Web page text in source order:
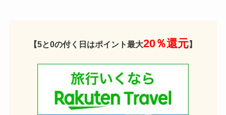
【5と0の付く日はポイント最大20％還元】